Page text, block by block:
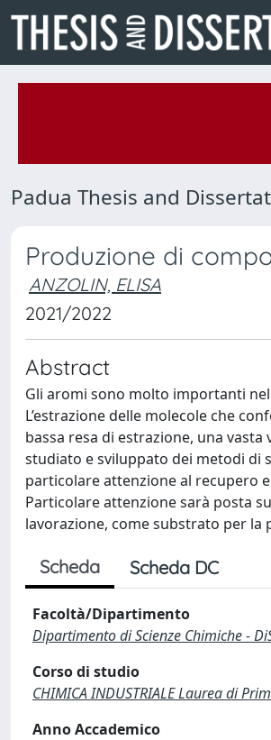
Padua Thesis and
Produzione di
ANZOLIN, ELISA
2021/2022
Abstract
Gli aromi sono molto importanti
L’estrazione delle molecole che
bassa resa di estrazione, una
studiato e sviluppato dei metodi di
particolare attenzione al recupero
Particolare attenzione sarà posta
lavorazione, come substrato per
Scheda Scheda DC
Facoltà/Dipartimento
Dipartimento di Scienze Chimiche -
Corso di studio
CHIMICA INDUSTRIALE Laurea di
Anno Accademico